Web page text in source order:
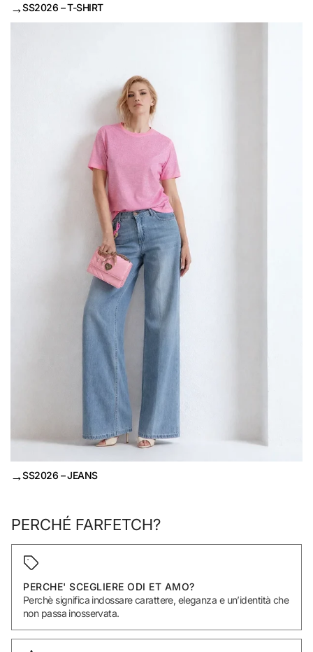
→SS2026 – T-SHIRT
→SS2026 – JEANS
PERCHÉ FARFETCH?
PERCHE' SCEGLIERE ODI ET AMO?
Perchè significa indossare carattere, eleganza e un’identità che
non passa inosservata.